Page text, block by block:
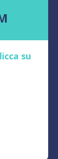
su